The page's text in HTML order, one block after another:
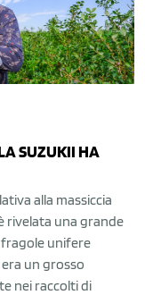
SUZUKII HA
alla massiccia
rivelata una grande
unifere
un grosso
nei raccolti di